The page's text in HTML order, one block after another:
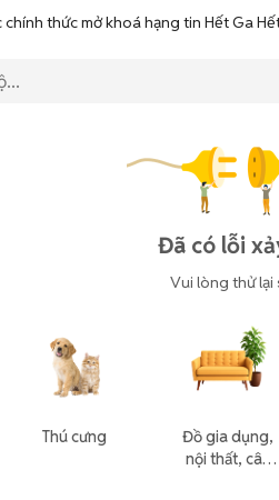
thức mở khoá hạng tin Hết Ga
Đã có lỗi
Vui lòng thử lại
Thú cưng
Đồ gia dụng,
nội thất, cây